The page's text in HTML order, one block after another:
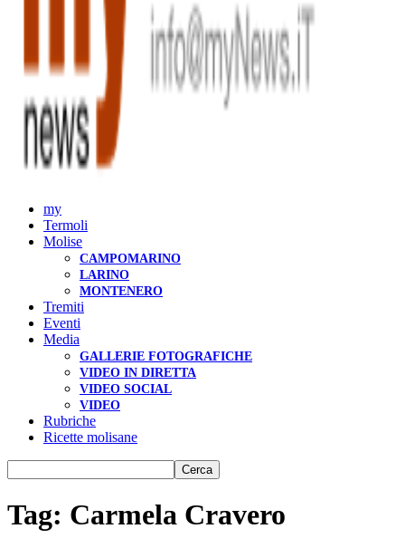
my
Termoli
Molise
CAMPOMARINO
LARINO
MONTENERO
Tremiti
Eventi
Media
GALLERIE FOTOGRAFICHE
VIDEO IN DIRETTA
VIDEO SOCIAL
VIDEO
Rubriche
Ricette molisane
Tag: Carmela Cravero